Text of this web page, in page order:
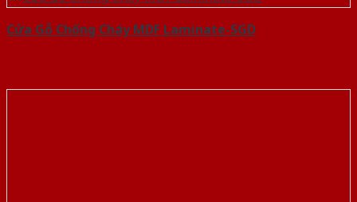
Cửa Gỗ Chống Cháy MDF Laminate-SGD